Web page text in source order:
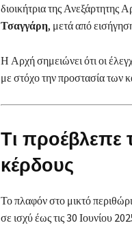
διοικήτρια της
Τσαγγάρη, μετά από
Η Αρχή σημειώνει ότι οι
με στόχο την προστασία των
Τι προέβλεπε
κέρδους
Το πλαφόν στο μικτό
σε ισχύ έως τις 30 Ιουνίου